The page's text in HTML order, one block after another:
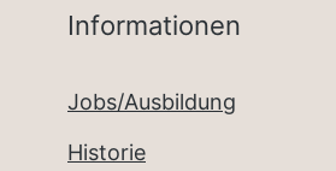
Informationen
Jobs/Ausbildung
Historie